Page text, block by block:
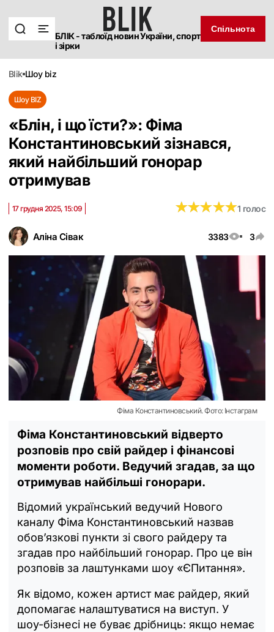
БЛІК - таблоїд новин України, спорт
і зірки
Спільнота
blik шоу biz
Шоу BIZ
«Блін, і що їсти?‎»: Фіма
Константиновський зізнався,
який найбільший гонорар
отримував
Аліна Сівак 3383 3
17 грудня 2025, 15:09 ★★★★★
★★★★★1 голос
Фіма Константиновський. Фото: Інстаграм
Фіма Константиновський відверто
розповів про свій райдер і фінансові
моменти роботи. Ведучий згадав, за що
отримував найбільші гонорари.
Відомий український ведучий Нового
каналу Фіма Константиновський назвав
обов’язкові пункти зі свого райдеру та
згадав про найбільший гонорар. Про це він
розповів за лаштунками шоу «ЄПитання».
Як відомо, кожен артист має райдер, який
допомагає налаштуватися на виступ. У
шоу-бізнесі не буває дрібниць: якщо немає